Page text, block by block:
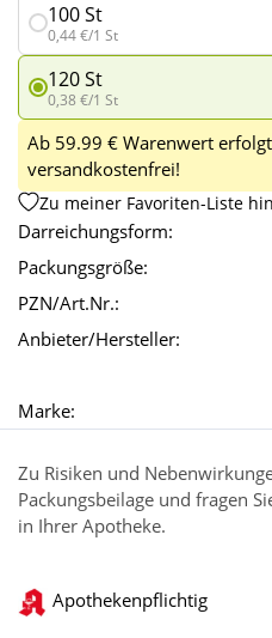
100 St
0,44 €/1 St
120 St
0,38 €/1 St
Ab 59.99 € Warenwert
versandkostenfrei!
Zu meiner Favoriten-Liste
Darreichungsform:
Packungsgröße:
PZN/Art.Nr.:
Anbieter/Hersteller:
Marke:
Zu Risiken und
Packungsbeilage und fragen
in Ihrer Apotheke.
Apothekenpflichtig